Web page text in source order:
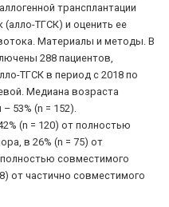
трансплантации
(алло-ТГСК) и оценить ее
Материалы и методы. В
288 пациентов,
ТГСК в период с 2018 по
Медиана возраста
53% (n = 152).
(n = 120) от полностью
в 26% (n = 75) от
полностью совместимого
от частично совместимого